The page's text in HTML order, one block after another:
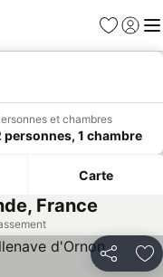
Favoris
Se
et chambres
personnes, 1 chambre
Carte
France
Partager